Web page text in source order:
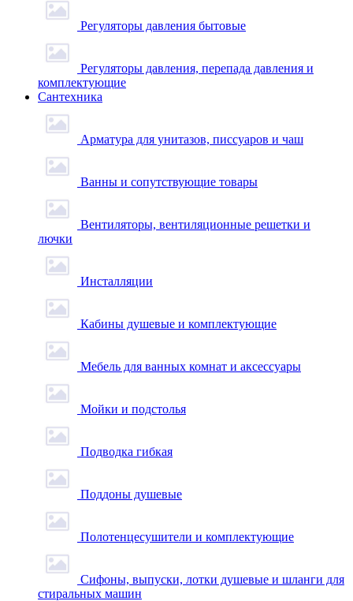
Регуляторы давления бытовые
Регуляторы давления, перепада давления и
комплектующие
Сантехника
Арматура для унитазов, писсуаров и чаш
Ванны и сопутствующие товары
Вентиляторы, вентиляционные решетки и
лючки
Инсталляции
Кабины душевые и комплектующие
Мебель для ванных комнат и аксессуары
Мойки и подстолья
Подводка гибкая
Поддоны душевые
Полотенцесушители и комплектующие
Сифоны, выпуски, лотки душевые и шланги для
стиральных машин